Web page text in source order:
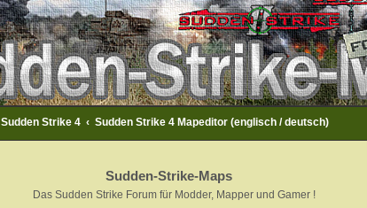
Sudden Strike 4 Sudden Strike 4 Mapeditor (englisch / deutsch)
Sudden-Strike-Maps
Das Sudden Strike Forum für Modder, Mapper und Gamer !